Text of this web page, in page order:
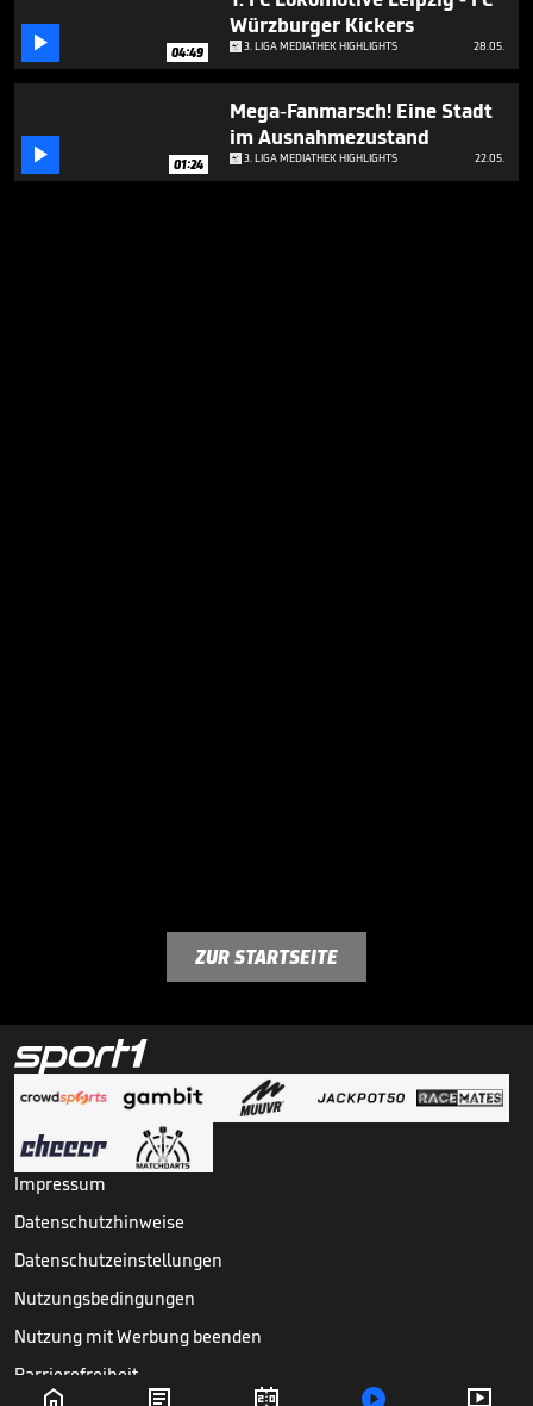
 04:49
Würzburger Kickers
3. LIGA MEDIATHEK HIGHLIGHTS 28.05.
 01:24
Mega-Fanmarsch! Eine Stadt
im Ausnahmezustand
3. LIGA MEDIATHEK HIGHLIGHTS 22.05.
    
ZUR STARTSEITE
Impressum
Datenschutzhinweise
Datenschutzeinstellungen
Nutzungsbedingungen
Nutzung mit Werbung beenden
Barrierefreiheit